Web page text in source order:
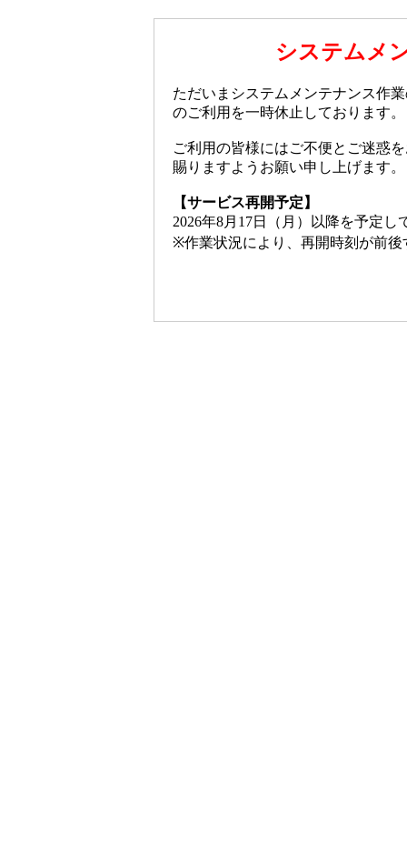
システムメ
ただいまシステムメンテナンス作
のご利用を一時休止しております。
ご利用の皆様にはご不便とご迷惑
賜りますようお願い申し上げます。
【サービス再開予定】
2026年8月17日（月）以降を予定し
※作業状況により、再開時刻が前